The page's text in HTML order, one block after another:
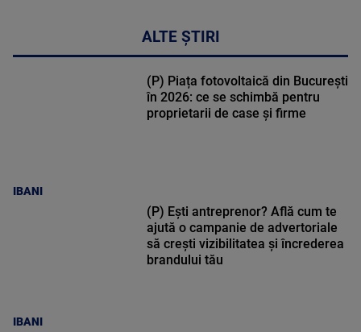
ALTE ȘTIRI
IBANI
(P) Piața fotovoltaică din București
în 2026: ce se schimbă pentru
proprietarii de case și firme
IBANI
(P) Ești antreprenor? Află cum te
ajută o campanie de advertoriale
să crești vizibilitatea și încrederea
brandului tău